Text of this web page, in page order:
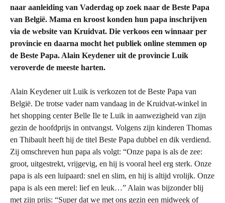
naar aanleiding van Vaderdag op zoek naar de Beste Papa
van België. Mama en kroost konden hun papa inschrijven
via de website van Kruidvat. Die verkoos een winnaar per
provincie en daarna mocht het publiek online stemmen op
de Beste Papa. Alain Keydener uit de provincie Luik
veroverde de meeste harten.
Alain Keydener uit Luik is verkozen tot de Beste Papa van
België. De trotse vader nam vandaag in de Kruidvat-winkel in
het shopping center Belle Ile te Luik in aanwezigheid van zijn
gezin de hoofdprijs in ontvangst. Volgens zijn kinderen Thomas
en Thibault heeft hij de titel Beste Papa dubbel en dik verdiend.
Zij omschreven hun papa als volgt: “Onze papa is als de zee:
groot, uitgestrekt, vrijgevig, en hij is vooral heel erg sterk. Onze
papa is als een luipaard: snel en slim, en hij is altijd vrolijk. Onze
papa is als een merel: lief en leuk…” Alain was bijzonder blij
met zijn prijs: “Super dat we met ons gezin een midweek of